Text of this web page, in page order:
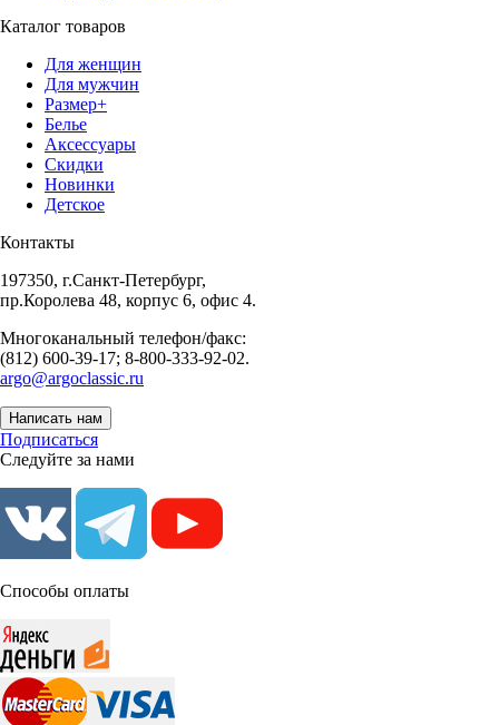
Каталог товаров
Для женщин
Для мужчин
Размер+
Белье
Аксессуары
Скидки
Новинки
Детское
Контакты
197350, г.Санкт-Петербург,
пр.Королева 48, корпус 6, офис 4.
Многоканальный телефон/факс:
(812) 600-39-17; 8-800-333-92-02.
argo@argoclassic.ru
Написать нам
Подписаться
Следуйте за нами
Способы оплаты